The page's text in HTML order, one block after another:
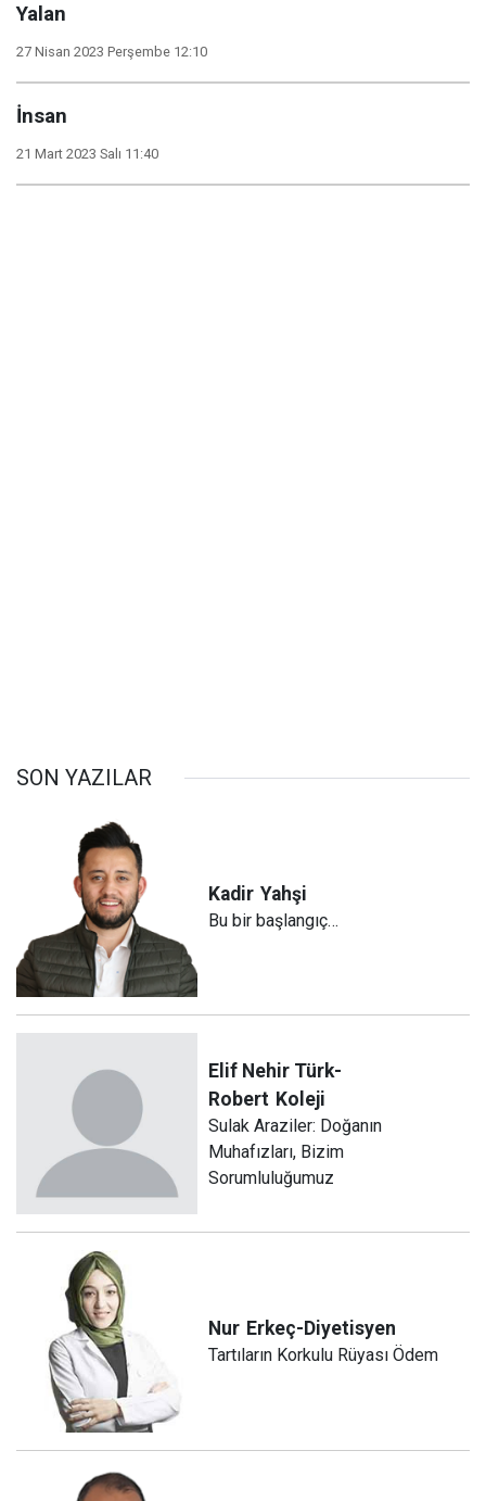
Yalan
27 Nisan 2023 Perşembe 12:10
İnsan
21 Mart 2023 Salı 11:40
SON YAZILAR
Kadir Yahşi
Bu bir başlangıç…
Elif Nehir Türk-
Robert Koleji
Sulak Araziler: Doğanın
Muhafızları, Bizim
Sorumluluğumuz
Nur Erkeç-Diyetisyen
Tartıların Korkulu Rüyası Ödem